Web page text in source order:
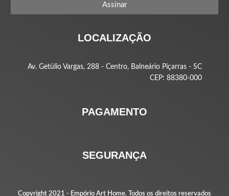
Assinar
LOCALIZAÇÃO
Av. Getúlio Vargas, 288 - Centro, Balneário Piçarras - SC
CEP: 88380-000
PAGAMENTO
SEGURANÇA
Copyright 2021 - Empório Art Home. Todos os direitos reservados